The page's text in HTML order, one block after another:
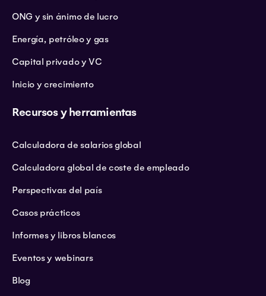
ONG y sin ánimo de lucro
Energía, petróleo y gas
Capital privado y VC
Inicio y crecimiento
Recursos y herramientas
Calculadora de salarios global
Calculadora global de coste de empleado
Perspectivas del país
Casos prácticos
Informes y libros blancos
Eventos y webinars
Blog